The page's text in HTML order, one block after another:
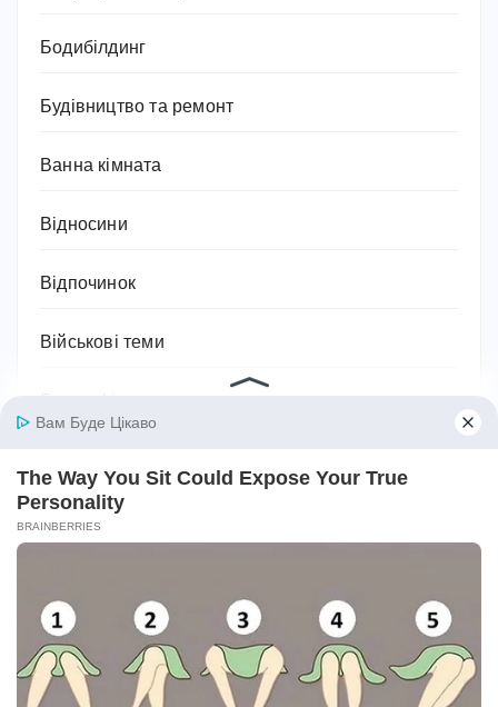
Бодибілдинг
Будівництво та ремонт
Ванна кімната
Відносини
Відпочинок
Військові теми
Гуманітарні науки
Дім
Діти